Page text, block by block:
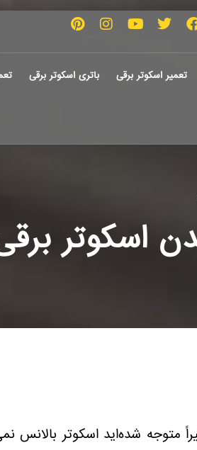
تعمیر اسکوتر برقی باتری اسکوتر برقی
اسکوتر
متوجه شده‌اید اسکوتر بالانس